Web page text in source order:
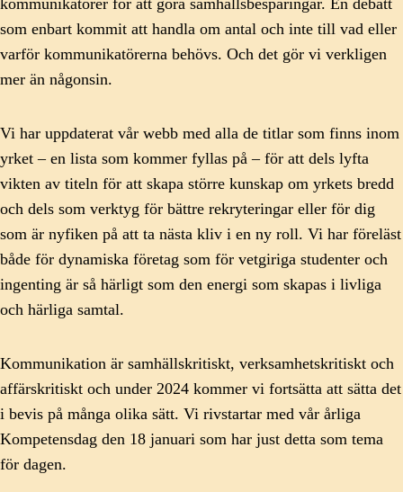
kommunikatörer för att göra samhällsbesparingar. En debatt
som enbart kommit att handla om antal och inte till vad eller
varför kommunikatörerna behövs. Och det gör vi verkligen
mer än någonsin.
Vi har uppdaterat vår webb med alla de titlar som finns inom
yrket – en lista som kommer fyllas på – för att dels lyfta
vikten av titeln för att skapa större kunskap om yrkets bredd
och dels som verktyg för bättre rekryteringar eller för dig
som är nyfiken på att ta nästa kliv i en ny roll. Vi har föreläst
både för dynamiska företag som för vetgiriga studenter och
ingenting är så härligt som den energi som skapas i livliga
och härliga samtal.
Kommunikation är samhällskritiskt, verksamhetskritiskt och
affärskritiskt och under 2024 kommer vi fortsätta att sätta det
i bevis på många olika sätt. Vi rivstartar med vår årliga
Kompetensdag den 18 januari som har just detta som tema
för dagen.